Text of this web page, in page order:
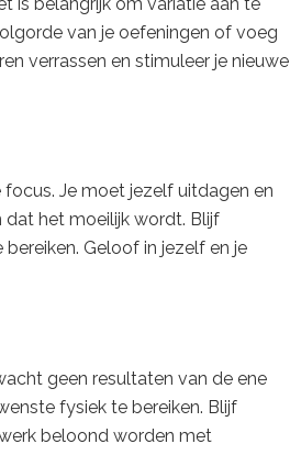
van je oefeningen of voeg
verrassen en stimuleer je nieuwe
Je moet jezelf uitdagen en
het moeilijk wordt. Blijf
Geloof in jezelf en je
geen resultaten van de ene
fysiek te bereiken. Blijf
beloond worden met